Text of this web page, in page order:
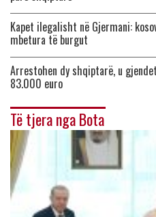
Kapet ilegalisht në Gjermani:
mbetura të burgut
Arrestohen dy shqiptarë, u
83.000 euro
Të tjera nga Bota